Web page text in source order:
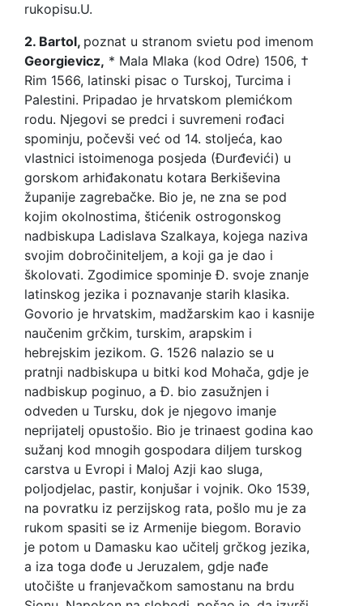
rukopisu.U.
2. Bartol, poznat u stranom svietu pod imenom
Georgievicz, * Mala Mlaka (kod Odre) 1506, †
Rim 1566, latinski pisac o Turskoj, Turcima i
Palestini. Pripadao je hrvatskom plemićkom
rodu. Njegovi se predci i suvremeni rođaci
spominju, počevši već od 14. stoljeća, kao
vlastnici istoimenoga posjeda (Đurđevići) u
gorskom arhiđakonatu kotara Berkiševina
županije zagrebačke. Bio je, ne zna se pod
kojim okolnostima, štićenik ostrogonskog
nadbiskupa Ladislava Szalkaya, kojega naziva
svojim dobročiniteljem, a koji ga je dao i
školovati. Zgodimice spominje Đ. svoje znanje
latinskog jezika i poznavanje starih klasika.
Govorio je hrvatskim, madžarskim kao i kasnije
naučenim grčkim, turskim, arapskim i
hebrejskim jezikom. G. 1526 nalazio se u
pratnji nadbiskupa u bitki kod Mohača, gdje je
nadbiskup poginuo, a Đ. bio zasužnjen i
odveden u Tursku, dok je njegovo imanje
neprijatelj opustošio. Bio je trinaest godina kao
sužanj kod mnogih gospodara diljem turskog
carstva u Evropi i Maloj Azji kao sluga,
poljodjelac, pastir, konjušar i vojnik. Oko 1539,
na povratku iz perzijskog rata, pošlo mu je za
rukom spasiti se iz Armenije biegom. Boravio
je potom u Damasku kao učitelj grčkog jezika,
a iza toga dođe u Jeruzalem, gdje nađe
utočište u franjevačkom samostanu na brdu